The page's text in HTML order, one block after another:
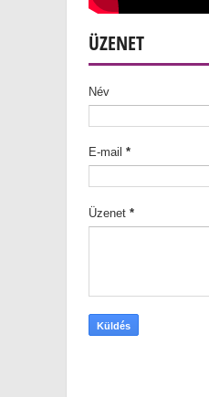
ÜZENET
Név
E-mail *
Üzenet *